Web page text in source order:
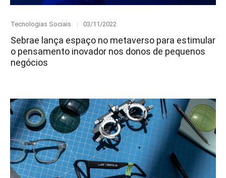
Category
Tecnologias Sociais
Posted
03/11/2022
Sebrae lança espaço no metaverso para estimular
o pensamento inovador nos donos de pequenos
negócios